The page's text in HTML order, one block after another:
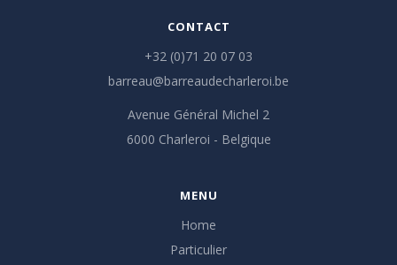
CONTACT
+32 (0)71 20 07 03
barreau@barreaudecharleroi.be
Avenue Général Michel 2
6000 Charleroi - Belgique
MENU
Home
Particulier